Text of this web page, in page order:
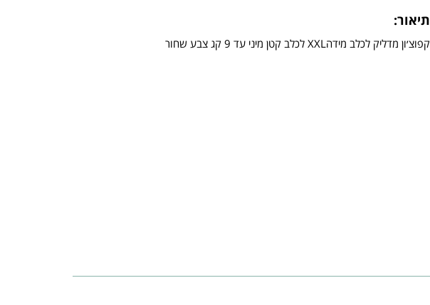
תיאור:
קפוצ׳ון מדליק לכלב מידהXXL לכלב קטן מיני עד 9 קג צבע שחור